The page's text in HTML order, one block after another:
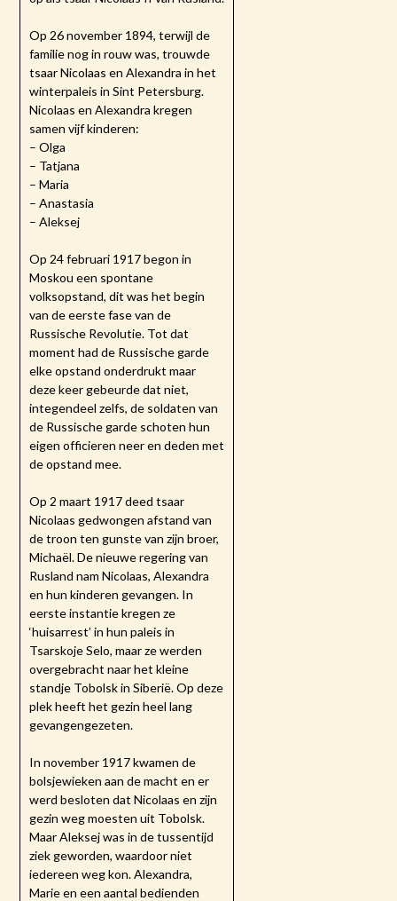
Op 26 november 1894, terwijl de
familie nog in rouw was, trouwde
tsaar Nicolaas en Alexandra in het
winterpaleis in Sint Petersburg.
Nicolaas en Alexandra kregen
samen vijf kinderen:
– Olga
– Tatjana
– Maria
– Anastasia
– Aleksej
Op 24 februari 1917 begon in
Moskou een spontane
volksopstand, dit was het begin
van de eerste fase van de
Russische Revolutie. Tot dat
moment had de Russische garde
elke opstand onderdrukt maar
deze keer gebeurde dat niet,
integendeel zelfs, de soldaten van
de Russische garde schoten hun
eigen officieren neer en deden met
de opstand mee.
Op 2 maart 1917 deed tsaar
Nicolaas gedwongen afstand van
de troon ten gunste van zijn broer,
Michaël. De nieuwe regering van
Rusland nam Nicolaas, Alexandra
en hun kinderen gevangen. In
eerste instantie kregen ze
‘huisarrest’ in hun paleis in
Tsarskoje Selo, maar ze werden
overgebracht naar het kleine
standje Tobolsk in Siberië. Op deze
plek heeft het gezin heel lang
gevangengezeten.
In november 1917 kwamen de
bolsjewieken aan de macht en er
werd besloten dat Nicolaas en zijn
gezin weg moesten uit Tobolsk.
Maar Aleksej was in de tussentijd
ziek geworden, waardoor niet
iedereen weg kon. Alexandra,
Marie en een aantal bedienden